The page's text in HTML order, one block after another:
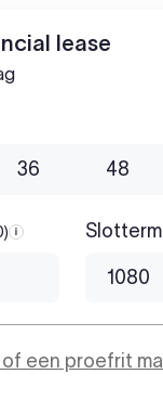
lease
36 48
Aanbetaling
of een proefrit